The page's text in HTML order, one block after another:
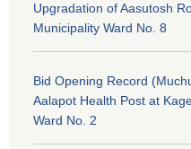
Upgradation of Aasutosh
Municipality Ward No. 8
Bid Opening Record
Aalapot Health Post at
Ward No. 2